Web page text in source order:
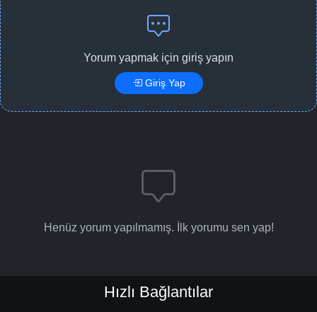
Yorum yapmak için giriş yapın
Giriş Yap
Henüz yorum yapılmamış. İlk yorumu sen yap!
Hızlı Bağlantılar